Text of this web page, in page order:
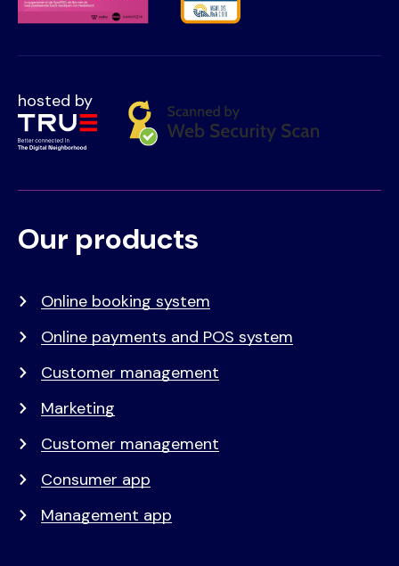
hosted by
Voet
Primair
Our products
Online booking system
Online payments and POS system
Customer management
Marketing
Customer management
Consumer app
Management app